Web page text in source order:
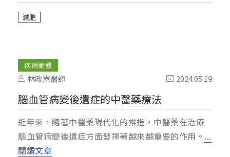
減肥
疾病衛教
林政憲醫師 2024.05.19
腦血管病變後遺症的中醫藥療法
近年來，隨著中醫藥現代化的推進，中醫藥在治療
腦血管病變後遺症方面發揮著越來越重要的作用。 ...
閱讀文章